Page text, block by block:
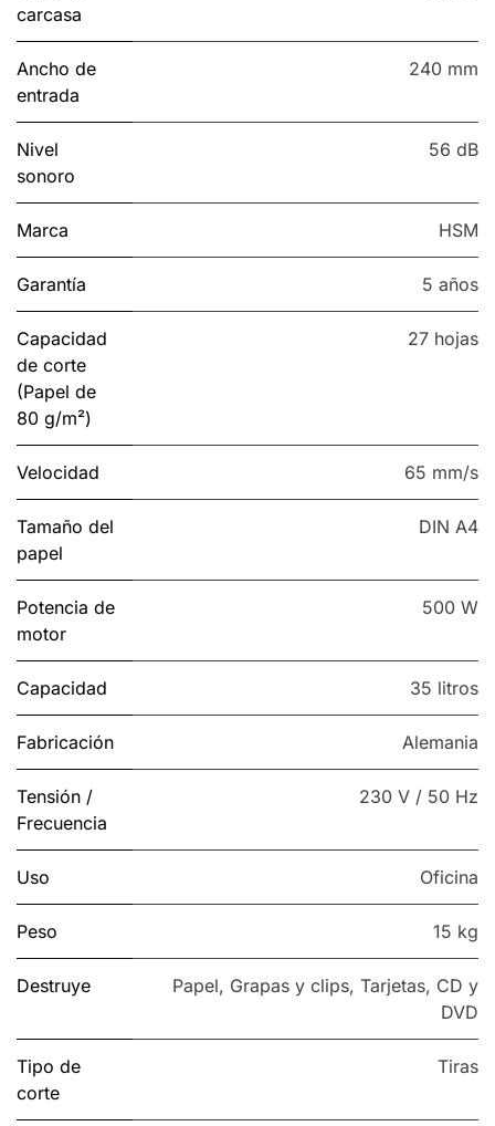
carcasa
Ancho de
entrada
240 mm
Nivel
sonoro
56 dB
Marca HSM
Garantía 5 años
Capacidad
de corte
(Papel de
80 g/m²)
27 hojas
Velocidad 65 mm/s
Tamaño del
papel
DIN A4
Potencia de
motor
500 W
Capacidad 35 litros
Fabricación Alemania
Tensión /
Frecuencia
230 V / 50 Hz
Uso Oficina
Peso 15 kg
Destruye Papel, Grapas y clips, Tarjetas, CD y
DVD
Tipo de
corte
Tiras